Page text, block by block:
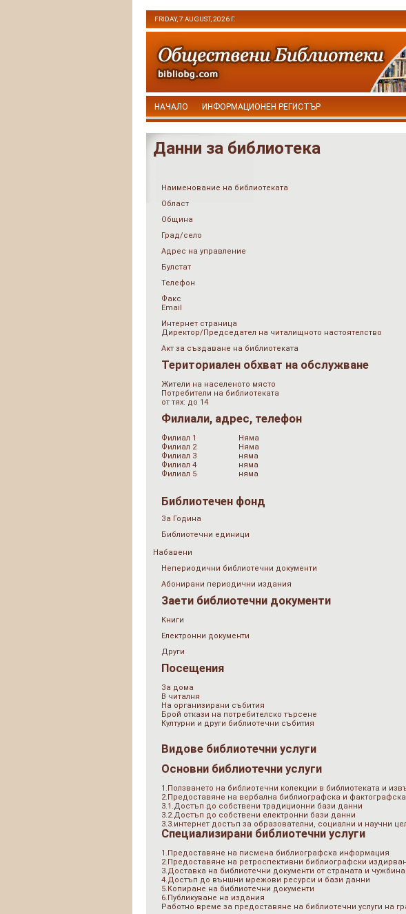
FRIDAY, 7 AUGUST, 2026 Г.
НАЧАЛО ИНФОРМАЦИОНЕН РЕГИСТЪР
Данни за библиотека
Наименование на библиотеката
Област
Община
Град/село
Адрес на управление
Булстат
Телефон
Факс
Email
Интернет страница
Директор/Председател на читалищното настоятелство
Акт за създаване на библиотеката
Териториален обхват на обслужване
Жители на населеното място
Потребители на библиотеката
от тях: до 14
Филиали, адрес, телефон
Филиал 1
Няма
Филиал 2
Няма
Филиал 3
няма
Филиал 4
няма
Филиал 5
няма
Библиотечен фонд
За Година
Библиотечни единици
Набавени
Непериодични библиотечни документи
Абонирани периодични издания
Заети библиотечни документи
Книги
Електронни документи
Други
Посещения
За дома
В читалня
На организирани събития
Брой откази на потребителско търсене
Културни и други библиотечни събития
Видове библиотечни услуги
Основни библиотечни услуги
1.Ползването на библиотечни колекции в библиотеката и
2.Предоставяне на вербална библиографска и
3.1.Достъп до собствени традиционни бази данни
3.2.Достъп до собствени електронни бази данни
3.3.интернет достъп за образователни, социални и научни
Специализирани библиотечни услуги
1.Предоставяне на писмена библиографска информация
2.Предоставяне на ретроспективни библиографски
3.Доставка на библиотечни документи от страната и чужбина
4.Достъп до външни мрежови ресурси и бази данни
5.Копиране на библиотечни документи
6.Публикуване на издания
Работно време за предоставяне на библиотечни услуги на